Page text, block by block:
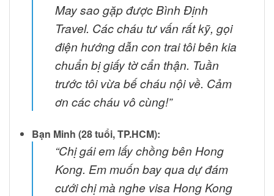
May sao gặp được Bình Định
Travel. Các cháu tư vấn rất kỹ, gọi
điện hướng dẫn con trai tôi bên kia
chuẩn bị giấy tờ cẩn thận. Tuần
trước tôi vừa bế cháu nội về. Cảm
ơn các cháu vô cùng!”
Bạn Minh (28 tuổi, TP.HCM):
“Chị gái em lấy chồng bên Hong
Kong. Em muốn bay qua dự đám
cưới chị mà nghe visa Hong Kong